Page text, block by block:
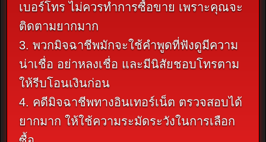
เบอร์โทร ไม่ควรทำการซื้อขาย เพราะคุณจะ
ติดตามยากมาก
3. พวกมิจฉาชีพมักจะใช้คำพูดที่ฟังดูมีความ
น่าเชื่อ อย่าหลงเชื่อ และมีนิสัยชอบโทรตาม
ให้รีบโอนเงินก่อน
4. คดีมิจฉาชีพทางอินเทอร์เน็ต ตรวจสอบได้
ยากมาก ให้ใช้ความระมัดระวังในการเลือก